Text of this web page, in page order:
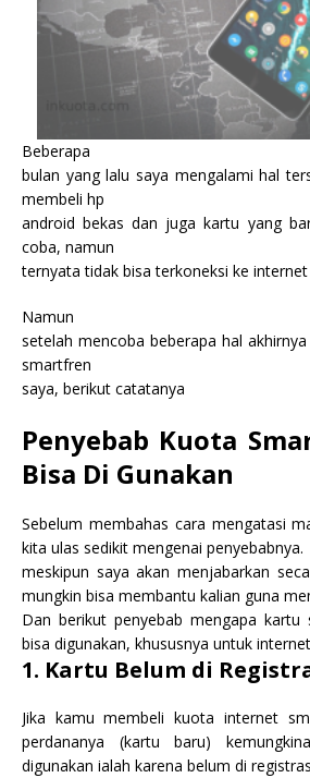
Beberapa
bulan yang lalu saya mengalami hal
membeli hp
android bekas dan juga kartu yang
coba, namun
ternyata tidak bisa terkoneksi ke internet
Namun
setelah mencoba beberapa hal
smartfren
saya, berikut catatanya
Penyebab Kuota
Bisa Di Gunakan
Sebelum membahas cara mengatasi
kita ulas sedikit mengenai penyebabnya.
meskipun saya akan menjabarkan
mungkin bisa membantu kalian guna
Dan berikut penyebab mengapa
bisa digunakan, khususnya untuk
1. Kartu Belum di
Jika kamu membeli kuota internet
perdananya (kartu baru)
digunakan ialah karena belum di